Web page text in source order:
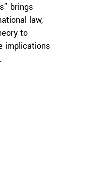
brings
law,
to
implications